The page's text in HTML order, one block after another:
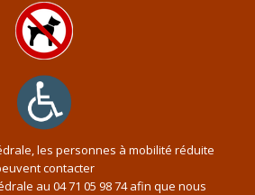
les personnes à mobilité réduite
contacter
au 04 71 05 98 74afin que nous